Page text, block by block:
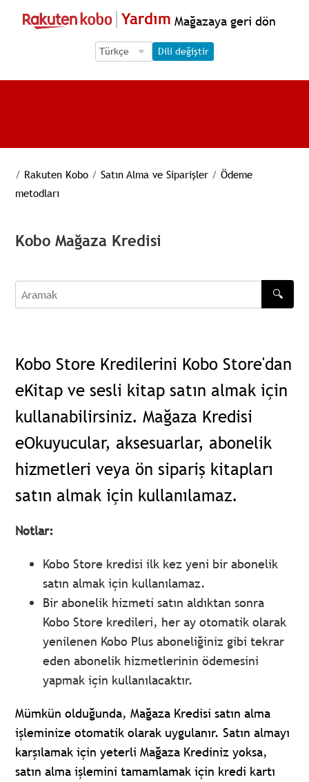
Yardım Mağazaya geri dön
Language Selection
Language Selection
Dili değiştir
/ Rakuten Kobo / Satın Alma ve Siparişler / Ödeme
metodları
Kobo Mağaza Kredisi
Aramak
🔍
Kobo Store Kredilerini Kobo Store'dan
eKitap ve sesli kitap satın almak için
kullanabilirsiniz. Mağaza Kredisi
eOkuyucular, aksesuarlar, abonelik
hizmetleri veya ön sipariş kitapları
satın almak için kullanılamaz.
Notlar:
Kobo Store kredisi ilk kez yeni bir abonelik
satın almak için kullanılamaz.
Bir abonelik hizmeti satın aldıktan sonra
Kobo Store kredileri, her ay otomatik olarak
yenilenen Kobo Plus aboneliğiniz gibi tekrar
eden abonelik hizmetlerinin ödemesini
yapmak için kullanılacaktır.
Mümkün olduğunda, Mağaza Kredisi satın alma
işleminize otomatik olarak uygulanır. Satın almayı
karşılamak için yeterli Mağaza Krediniz yoksa,
satın alma işlemini tamamlamak için kredi kartı